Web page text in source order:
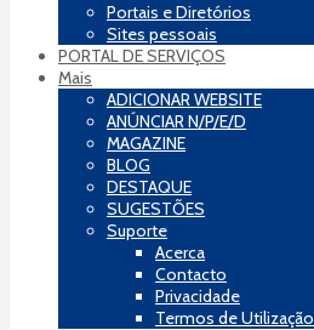
Portais e Diretórios
Sites pessoais
PORTAL DE SERVIÇOS
Mais
ADICIONAR WEBSITE
ANÚNCIAR N/P/E/D
MAGAZINE
BLOG
DESTAQUE
SUGESTÕES
Suporte
Acerca
Contacto
Privacidade
Termos de Utilização